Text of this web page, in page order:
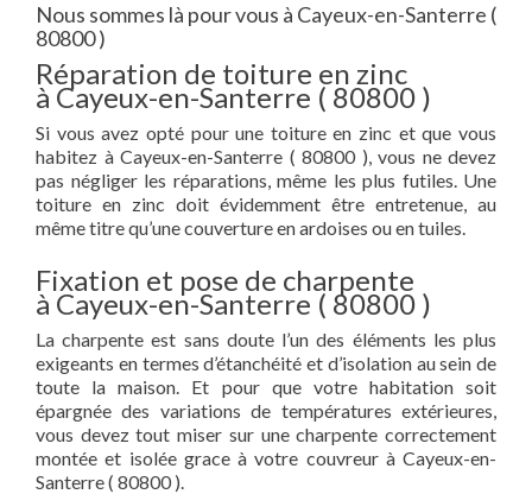
Nous sommes là pour vous à Cayeux-en-Santerre (
80800 )
Réparation de toiture en zinc
à Cayeux-en-Santerre ( 80800 )
Si vous avez opté pour une toiture en zinc et que vous
habitez à Cayeux-en-Santerre ( 80800 ), vous ne devez
pas négliger les réparations, même les plus futiles. Une
toiture en zinc doit évidemment être entretenue, au
même titre qu’une couverture en ardoises ou en tuiles.
Fixation et pose de charpente
à Cayeux-en-Santerre ( 80800 )
La charpente est sans doute l’un des éléments les plus
exigeants en termes d’étanchéité et d’isolation au sein de
toute la maison. Et pour que votre habitation soit
épargnée des variations de températures extérieures,
vous devez tout miser sur une charpente correctement
montée et isolée grace à votre couvreur à Cayeux-en-
Santerre ( 80800 ).